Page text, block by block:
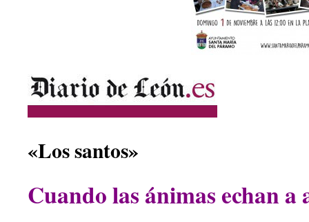
«Los santos»
Cuando las ánimas echan a